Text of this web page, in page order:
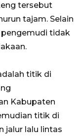
tersebut
tajam. Selain
tidak
titik di
Kabupaten
titik di
jalur lalu lintas